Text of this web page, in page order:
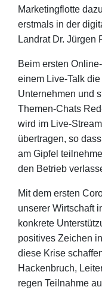
Marketingflotte
erstmals in der
Landrat Dr. Jürgen
Beim ersten
einem Live-Talk
Unternehmen und
Themen-Chats
wird im Live-
übertragen, so
am Gipfel
den Betrieb
Mit dem ersten
unserer Wirtschaft
konkrete
positives Zeichen
diese Krise
Hackenbruch,
regen Teilnahme